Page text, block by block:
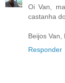
Oi Van,
castanha
Beijos Van,
Responder